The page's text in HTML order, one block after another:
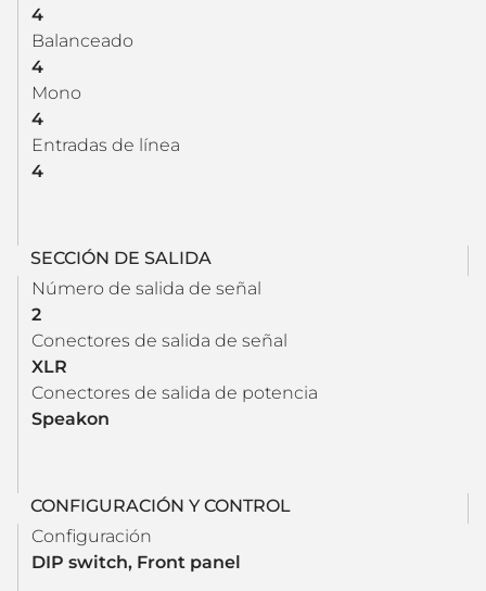
4
Balanceado
4
Mono
4
Entradas de línea
4
SECCIÓN DE SALIDA
Número de salida de señal
2
Conectores de salida de señal
XLR
Conectores de salida de potencia
Speakon
CONFIGURACIÓN Y CONTROL
Configuración
DIP switch, Front panel